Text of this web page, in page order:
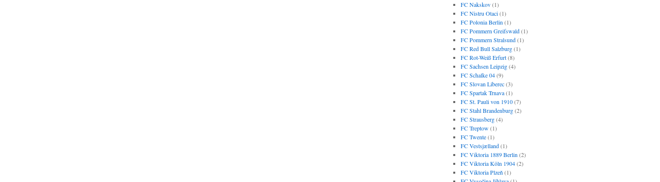
FC Nakskov(1)
FC Nistru Otaci(1)
FC Polonia Berlin (1)
FC Pommern Greifswald(1)
FC Pommern Stralsund(1)
FC Red Bull Salzburg(1)
FC Rot-Weiß Erfurt(8)
FC Sachsen Leipzig(4)
FC Schalke 04(9)
FC Slovan Liberec(3)
FC Spartak Trnava(1)
FC St. Pauli von 1910(7)
FC Stahl Brandenburg(2)
FC Strausberg(4)
FC Treptow(1)
FC Twente(1)
FC Vestsjælland(1)
FC Viktoria 1889 Berlin (2)
FC Viktoria Köln 1904(2)
FC Viktoria Plzeň (1)